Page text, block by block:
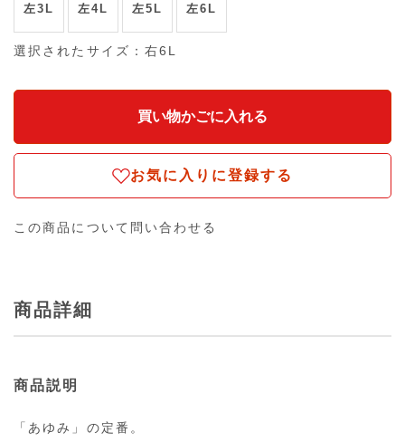
左3L 左4L 左5L 左6L
選択されたサイズ：右6L
お気に入りに登録する
この商品について問い合わせる
商品詳細
商品説明
「あゆみ」の定番。